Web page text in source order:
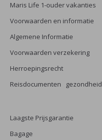
Maris Life 1-ouder vakanties
Voorwaarden en informatie
Algemene Informatie
Voorwaarden verzekering
Herroepingsrecht
Reisdocumenten gezondheid
Laagste Prijsgarantie
Bagage